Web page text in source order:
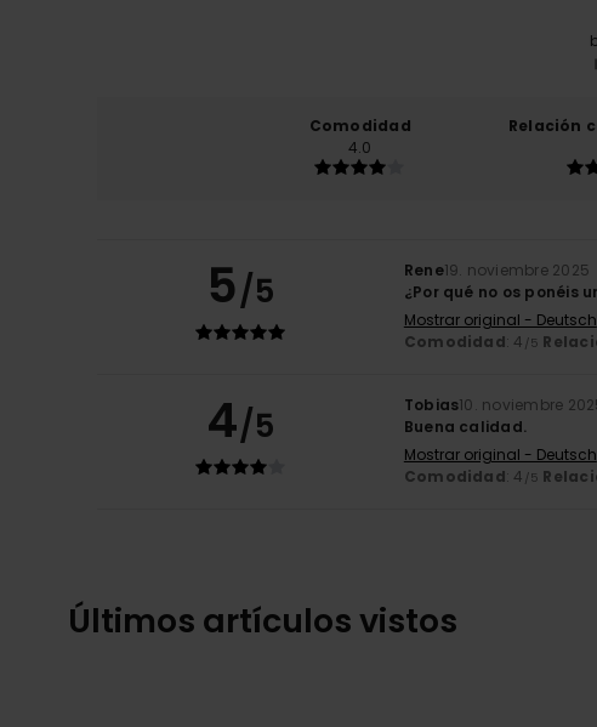
Comodidad
4.0
Relación
5/5 Rene19. noviembre 2025
¿Por qué no os ponéis
Mostrar original - Deutsch
Comodidad: 4 /5
4/5 Tobias10. noviembre
Buena calidad.
Mostrar original - Deutsch
Comodidad: 4 /5
Últimos artículos vistos